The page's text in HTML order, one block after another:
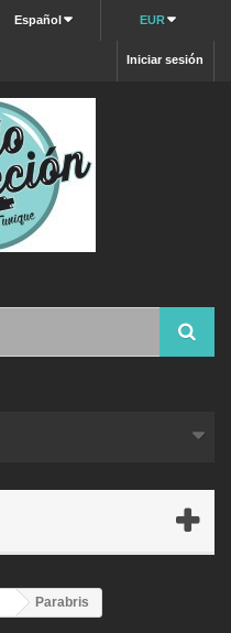
EUR
Español
Iniciar sesión
Parabris